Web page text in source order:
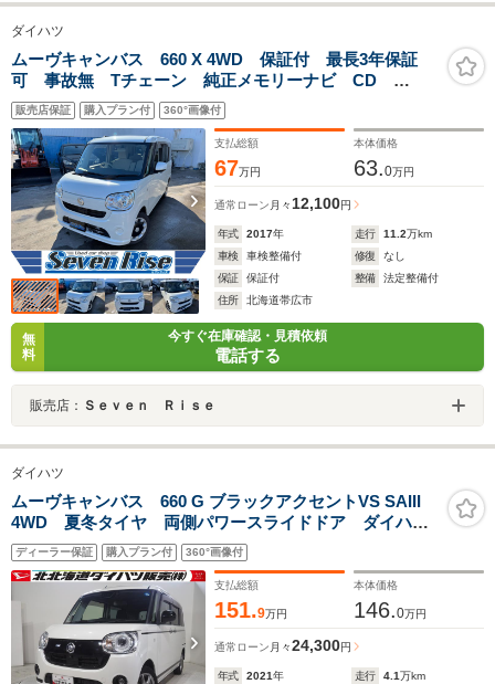
ダイハツ
ムーヴキャンバス 660 X 4WD 保証付 最長3年保証
可 事故無 Tチェーン 純正メモリーナビ CD
DVD フルセグ Bluetooth ドラレコ プッシュスター
ト アイドリングストップ 両側スライドドア ベンチ
シート
販売店保証 購入プラン付 360°画像付
支払総額
67万円
本体価格
63.0万円
通常ローン 月々12,100円
年式 2017年 走行 11.2万km
車検
車検整備付 修復
なし
保証
保証付 整備
法定整備付
住所
北海道帯広市
無
料
今すぐ在庫確認・見積依頼
電話する
販売店： Ｓｅｖｅｎ Ｒｉｓｅ
ダイハツ
ムーヴキャンバス 660 G ブラックアクセントVS SAIII
4WD 夏冬タイヤ 両側パワースライドドア ダイハツ
純正ナビ パノラマモニター リモコンエンジンスター
ター ナビ連動ドライブレコーダー LEDヘッドライ
ト オートライト アイドリングストップ
ディーラー保証 購入プラン付 360°画像付
支払総額
151.9万円
本体価格
146.0万円
通常ローン 月々24,300円
年式 2021年 走行 4.1万km